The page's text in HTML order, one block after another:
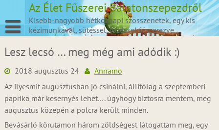
content
Az Élet Fűszerei Balatonszepezdről
Kisebb-nagyobb hétköznapi szösszenetek, egy kis
kézimunkával, sütéssel, főzéssel fűszerezve.
Lesz lecsó … meg még ami adódik :)
2018 augusztus 24
Annamo
Az ilyesmit augusztusban jó csinálni, állítólag a szeptemberi
paprika már kesernyés lehet…. úgyhogy biztosra mentem, még
augusztus közepén a polcra került minden.
Bevásárló körutamon három zöldségest látogattam meg, egy